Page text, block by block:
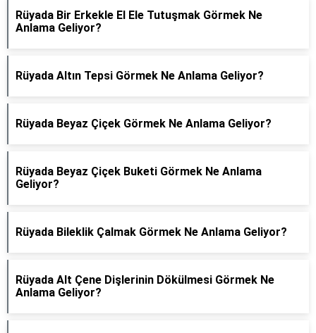
Rüyada Bir Erkekle El Ele Tutuşmak Görmek Ne
Anlama Geliyor?
Rüyada Altın Tepsi Görmek Ne Anlama Geliyor?
Rüyada Beyaz Çiçek Görmek Ne Anlama Geliyor?
Rüyada Beyaz Çiçek Buketi Görmek Ne Anlama
Geliyor?
Rüyada Bileklik Çalmak Görmek Ne Anlama Geliyor?
Rüyada Alt Çene Dişlerinin Dökülmesi Görmek Ne
Anlama Geliyor?